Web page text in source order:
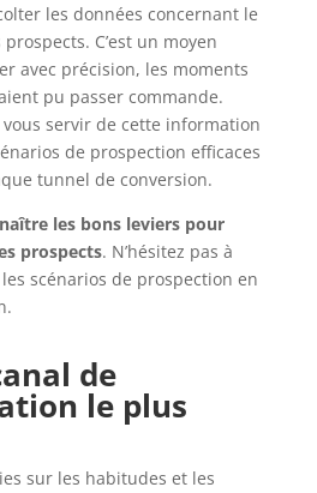
les données concernant le
C’est un moyen
avec précision, les moments
pu passer commande.
servir de cette information
de prospection efficaces
tunnel de conversion.
les bons leviers pour
prospects. N’hésitez pas à
scénarios de prospection en
de
le plus
sur les habitudes et les